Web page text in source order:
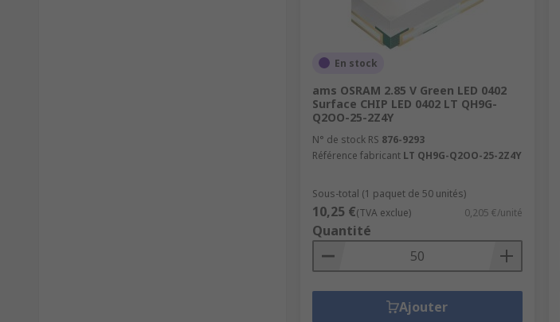
En stock
ams OSRAM 2.85 V Green LED 0402
Surface CHIP LED 0402 LT QH9G-
Q2OO-25-2Z4Y
N° de stock RS 876-9293
Référence fabricant LT QH9G-Q2OO-25-2Z4Y
Sous-total (1 paquet de 50 unités)
10,25 €(TVA exclue) 0,205 €/unité
Quantité
Ajouter